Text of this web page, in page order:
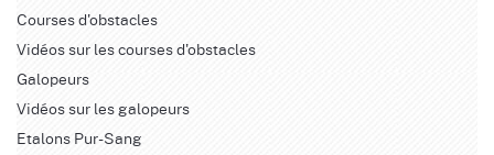
Courses d'obstacles
Vidéos sur les courses d'obstacles
Galopeurs
Vidéos sur les galopeurs
Etalons Pur-Sang